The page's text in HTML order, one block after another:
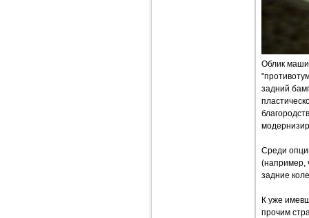
Облик
задний
Среди
(например,
задние
К уже
прочим